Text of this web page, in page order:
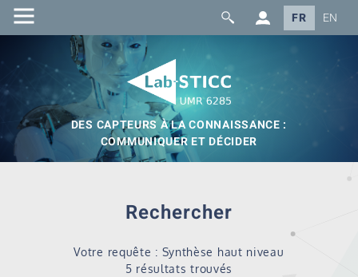
FR EN
DES CAPTEURS À LA CONNAISSANCE :
COMMUNIQUER ET DÉCIDER
Rechercher
Votre requête : Synthèse haut niveau
5 résultats trouvés